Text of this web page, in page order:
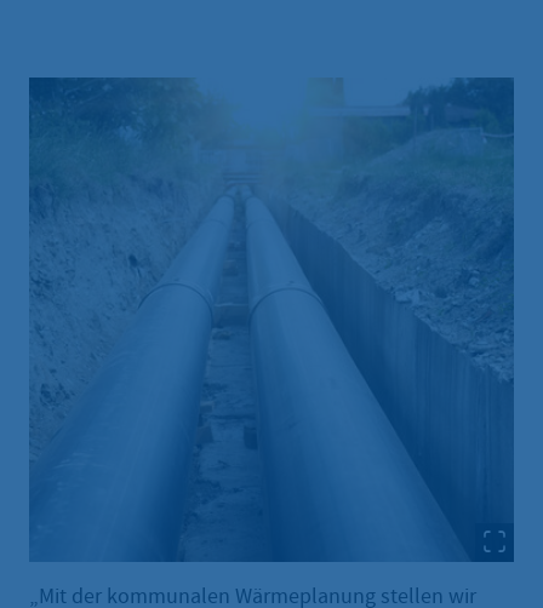
„Mit der kommunalen Wärmeplanung stellen wir